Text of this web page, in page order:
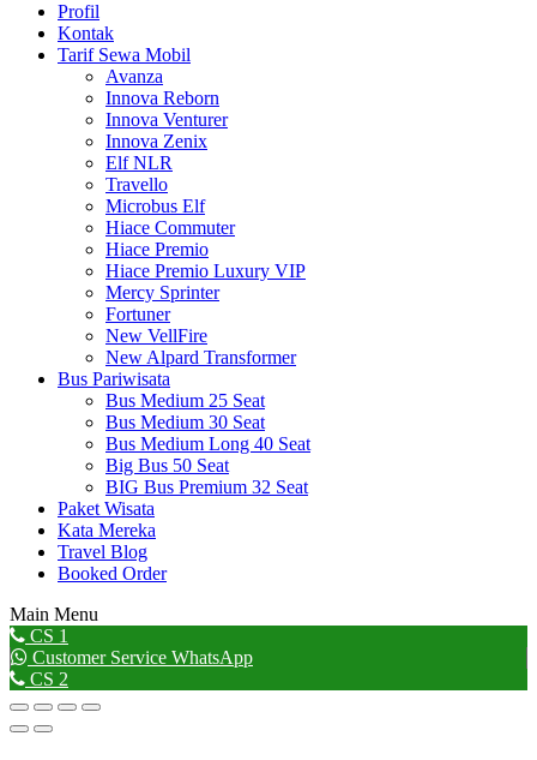
Profil
Kontak
Tarif Sewa Mobil
Avanza
Innova Reborn
Innova Venturer
Innova Zenix
Elf NLR
Travello
Microbus Elf
Hiace Commuter
Hiace Premio
Hiace Premio Luxury VIP
Mercy Sprinter
Fortuner
New VellFire
New Alpard Transformer
Bus Pariwisata
Bus Medium 25 Seat
Bus Medium 30 Seat
Bus Medium Long 40 Seat
Big Bus 50 Seat
BIG Bus Premium 32 Seat
Paket Wisata
Kata Mereka
Travel Blog
Booked Order
Main Menu
Go
to
Top
CS 1
Customer Service WhatsApp
CS 2